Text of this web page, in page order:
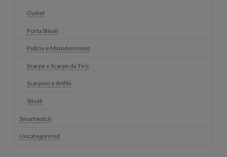
Outlet
Porta Stivali
Pulizia e Manutenzione
Scarpe e Scarpe da Tiro
Scarponi e Anfibi
Stivali
Smartwatch
Uncategorized